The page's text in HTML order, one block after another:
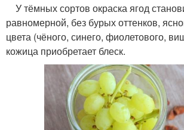
У тёмных сортов окраска ягод
равномерной, без бурых оттенков,
цвета (чёного, синего, фиолетового,
кожица приобретает блеск.